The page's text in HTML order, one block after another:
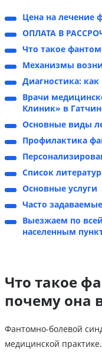
Цена на лечение
ОПЛАТА В
Что такое
Механизмы
Диагностика:
Врачи
Клиник» в
Основные виды
Профилактика
Список
Основные услуги
Часто
Выезжаем по
населенным
Что такое
почему она
Фантомно-болевой
медицинской